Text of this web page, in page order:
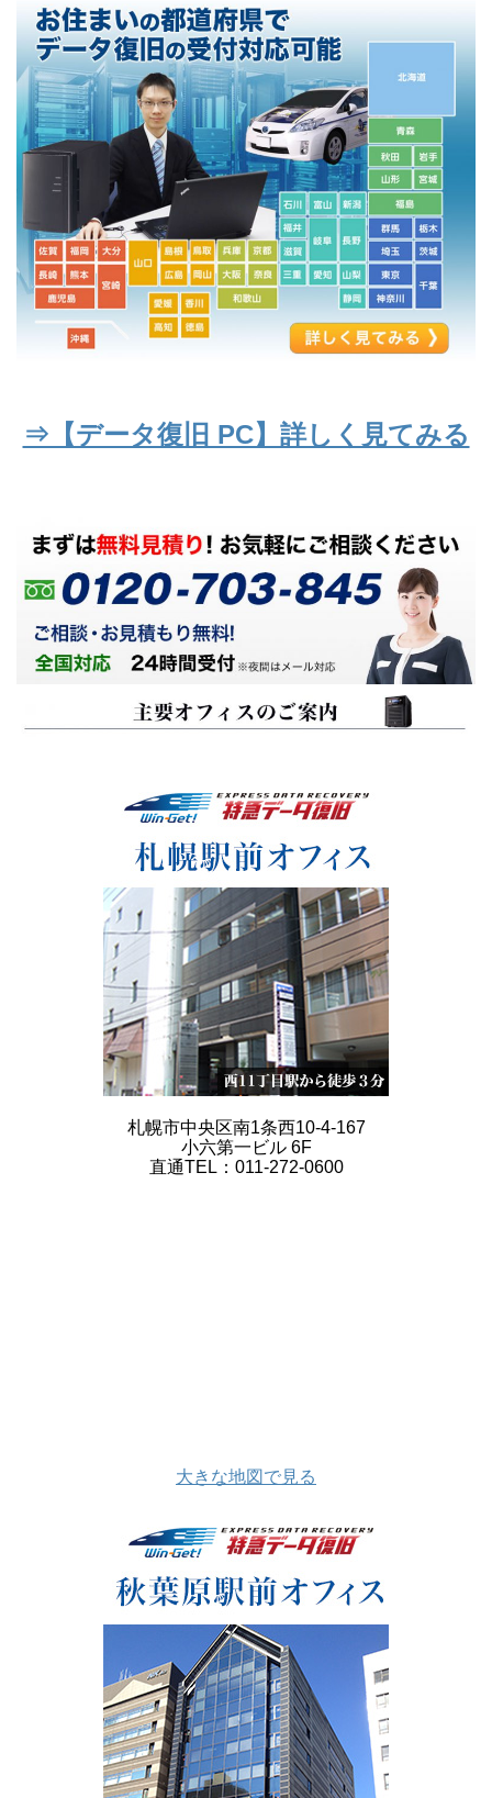
⇒【データ復旧 PC】詳しく見てみる
札幌市中央区南1条西10-4-167
小六第一ビル 6F
直通TEL：011-272-0600
大きな地図で見る